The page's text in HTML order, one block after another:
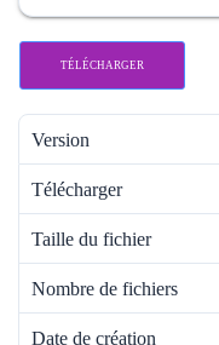
TÉLÉCHARGER
Version
Télécharger
Taille du fichier
Nombre de fichiers
Date de création